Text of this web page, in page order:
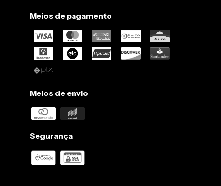
Meios de pagamento
Meios de envio
Segurança